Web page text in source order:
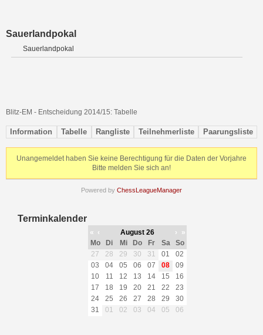
Sauerlandpokal
Sauerlandpokal
Blitz-EM - Entscheidung 2014/15: Tabelle
Information Tabelle Rangliste Teilnehmerliste Paarungsliste
Unangemeldet haben Sie keine Berechtigung für die Daten der Vorjahre
Bitte melden Sie sich an!
Powered by ChessLeagueManager
Terminkalender
« ‹ August 26 ›
»
Mo
Di Mi Do Fr Sa
So
27
28 29 30 31 01
02
03
04 05 06 07 08
09
10
11 12 13 14 15
16
17
18 19 20 21 22
23
24
25 26 27 28 29
30
31
01 02 03 04 05 06